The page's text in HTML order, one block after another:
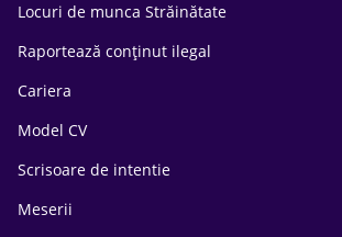
Locuri de munca Străinătate
Raportează conținut ilegal
Cariera
Model CV
Scrisoare de intentie
Meserii